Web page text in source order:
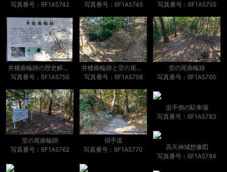
写真番号：6F1A5742
写真番号：6F1A5745
写真番号：6F1A5755
井楼曲輪跡の歴史解説板
写真番号：6F1A5756
井楼曲輪跡と堂の尾曲輪跡の堀切
写真番号：6F1A5758
堂の尾曲輪跡
写真番号：6F1A5760
堂の尾曲輪跡
写真番号：6F1A5762
搦手道
写真番号：6F1A5770
追手側の駐車場
写真番号：6F1A5783
高天神城想像図
写真番号：6F1A5784